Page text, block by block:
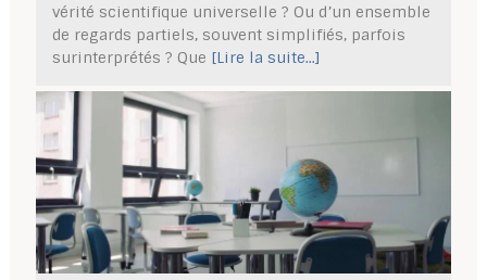
vérité scientifique universelle ? Ou d’un ensemble
de regards partiels, souvent simplifiés, parfois
surinterprétés ? Que [Lire la suite...]